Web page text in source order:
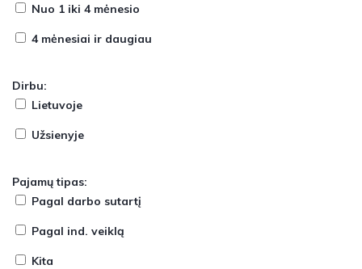
Nuo 1 iki 4 mėnesio
4 mėnesiai ir daugiau
Dirbu:
Lietuvoje
Užsienyje
Pajamų tipas:
Pagal darbo sutartį
Pagal ind. veiklą
Kita